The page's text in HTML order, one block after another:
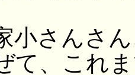
小さんさ
て、これ